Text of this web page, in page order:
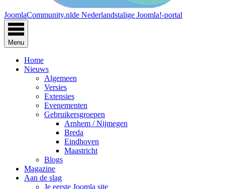
JoomlaCommunity.nlde Nederlandstalige Joomla!-portal
Menu
Home
Nieuws
Algemeen
Versies
Extensies
Evenementen
Gebruikersgroepen
Arnhem / Nijmegen
Breda
Eindhoven
Maastricht
Blogs
Magazine
Aan de slag
Je eerste Joomla site